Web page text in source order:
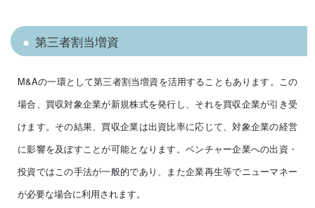
第三者割当増資
M&Aの一環として第三者割当増資を活用することもあります。この
場合、買収対象企業が新規株式を発行し、それを買収企業が引き受
けます。その結果、買収企業は出資比率に応じて、対象企業の経営
に影響を及ぼすことが可能となります。ベンチャー企業への出資・
投資ではこの手法が一般的であり、また企業再生等でニューマネー
が必要な場合に利用されます。